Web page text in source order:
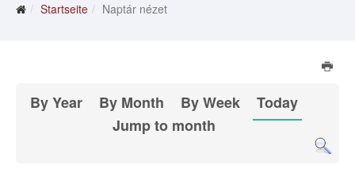
Startseite Naptár nézet
By Year By Month By Week
Today
Jump to month